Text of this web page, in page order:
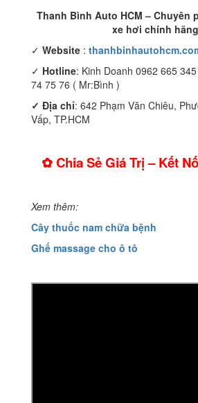
Thanh Bình Auto HCM – Chuyên
xe hơi chính hãng
✓ Website :
✓ Hotline: Kinh Doanh 0962 665
74 75 76 ( Mr:Bình )
✓ Địa chỉ: 642 Phạm Văn Chiêu,
Vấp, TP.HCM
✿ Chia Sẻ Giá Trị – Kết
Xem thêm:
Cây thuốc nam chữa bệnh
Ghế massage cho ô tô